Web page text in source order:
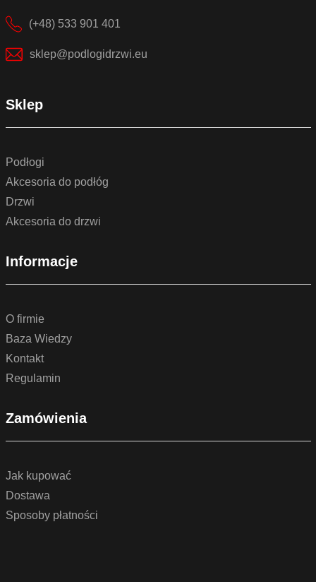
(+48) 533 901 401
sklep@podlogidrzwi.eu
Sklep
Podłogi
Akcesoria do podłóg
Drzwi
Akcesoria do drzwi
Informacje
O firmie
Baza Wiedzy
Kontakt
Regulamin
Zamówienia
Jak kupować
Dostawa
Sposoby płatności